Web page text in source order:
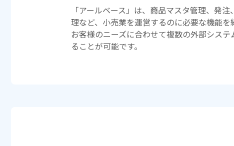
「アールベース」は、商品マスタ管理、発
理など、小売業を運営するのに必要な機能を
お客様のニーズに合わせて複数の外部シス
ることが可能です。